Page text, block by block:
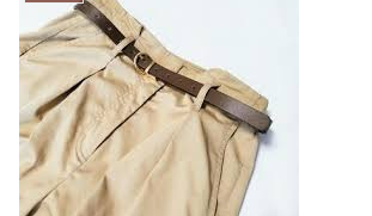
【動画】ホリエモン、移民受け入れ反
チギレ→スタジオ誰も反論できず沈黙w /
イトアンテナ！ NEW!
「大阪人、一家に一台たこ焼き器」←
ョンがコチラ・・・・・・ / NEWまとめ
ナ！ NEW! (8/9 04:27)
【議論】「宇宙の謎」と「死後の世界
かで繋がってるよな？ / VIP・ネタ・オー
New World Antenna
NEW!